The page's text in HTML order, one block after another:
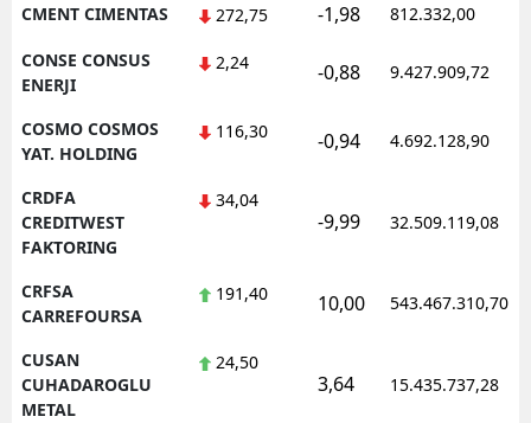
CMENT CIMENTAS 272,75 -1,98 812.332,00
CONSE CONSUS
ENERJI
2,24 -0,88 9.427.909,72
COSMO COSMOS
YAT. HOLDING
116,30 -0,94 4.692.128,90
CRDFA
CREDITWEST
FAKTORING
34,04
-9,99 32.509.119,08
CRFSA
CARREFOURSA
191,40 10,00 543.467.310,70
CUSAN
CUHADAROGLU
METAL
24,50
3,64 15.435.737,28